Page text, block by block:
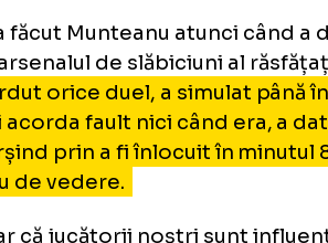
hârjoneală de pe teren. Iar
locului patru din Portugalia.
Petrescu a
Ce a făcut Munteanu atunci
tot arsenalul de slăbiciuni